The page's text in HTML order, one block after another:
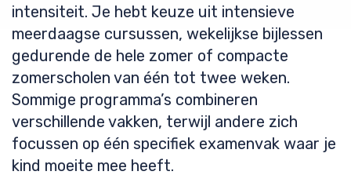
intensiteit. Je hebt keuze uit intensieve
meerdaagse cursussen, wekelijkse bijlessen
gedurende de hele zomer of compacte
zomerscholen van één tot twee weken.
Sommige programma’s combineren
verschillende vakken, terwijl andere zich
focussen op één specifiek examenvak waar je
kind moeite mee heeft.